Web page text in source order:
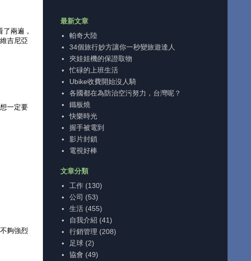
兩遍，
吉尼亞
一定要
夠強烈
最新文章
帕奇大陸
34個旅行妙方讓你一秒變旅遊達人
夾娃娃機的保證取物
忙碌的上班生活
Ubike收費開始沒人騎
各國都在為防治空污努力，台灣呢？
鐵板燒
快樂時光
握手被電到
影片封鎖
電視好棒
文章分類
工作 (130)
公司 (53)
生活 (455)
自我介紹 (41)
行銷管理 (208)
足球 (2)
協會 (49)